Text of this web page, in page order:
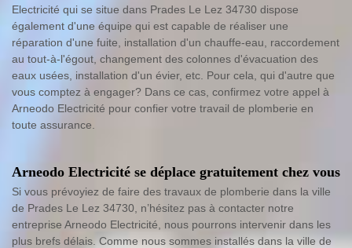
Electricité qui se situe dans Prades Le Lez 34730 dispose
également d'une équipe qui est capable de réaliser une
réparation d'une fuite, installation d'un chauffe-eau, raccordement
au tout-à-l'égout, changement des colonnes d'évacuation des
eaux usées, installation d'un évier, etc. Pour cela, qui d'autre que
vous comptez à engager? Dans ce cas, confirmez votre appel à
Arneodo Electricité pour confier votre travail de plomberie en
toute assurance.
Arneodo Electricité se déplace gratuitement chez vous
Si vous prévoyiez de faire des travaux de plomberie dans la ville
de Prades Le Lez 34730, n’hésitez pas à contacter notre
entreprise Arneodo Electricité, nous pourrons intervenir dans les
plus brefs délais. Comme nous sommes installés dans la ville de